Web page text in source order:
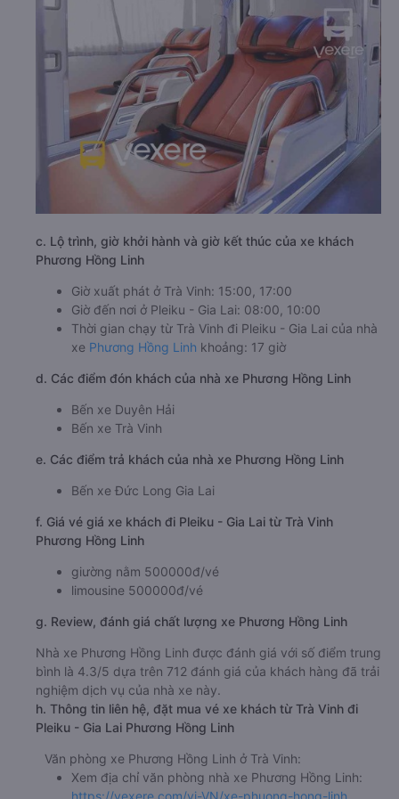
c. Lộ trình, giờ khởi hành và giờ kết thúc của xe khách
Phương Hồng Linh
Giờ xuất phát ở Trà Vinh: 15:00, 17:00
Giờ đến nơi ở Pleiku - Gia Lai: 08:00, 10:00
Thời gian chạy từ Trà Vinh đi Pleiku - Gia Lai của nhà
xe Phương Hồng Linh khoảng: 17 giờ
d. Các điểm đón khách của nhà xe Phương Hồng Linh
Bến xe Duyên Hải
Bến xe Trà Vinh
e. Các điểm trả khách của nhà xe Phương Hồng Linh
Bến xe Đức Long Gia Lai
f. Giá vé giá xe khách đi Pleiku - Gia Lai từ Trà Vinh
Phương Hồng Linh
giường nằm 500000đ/vé
limousine 500000đ/vé
g. Review, đánh giá chất lượng xe Phương Hồng Linh
Nhà xe Phương Hồng Linh được đánh giá với số điểm trung
bình là 4.3/5 dựa trên 712 đánh giá của khách hàng đã trải
nghiệm dịch vụ của nhà xe này.
h. Thông tin liên hệ, đặt mua vé xe khách từ Trà Vinh đi
Pleiku - Gia Lai Phương Hồng Linh
Văn phòng xe Phương Hồng Linh ở Trà Vinh:
Xem địa chỉ văn phòng nhà xe Phương Hồng Linh:
https://vexere.com/vi-VN/xe-phuong-hong-linh